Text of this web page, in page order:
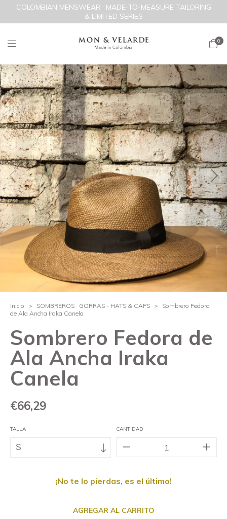
COLOMBIAN MENSWEAR · MADE-TO-MEASURE TAILORING
& LIMITED SERIES
0
1 / 2
Inicio > SOMBREROS · GORRAS - HATS & CAPS >
Sombrero Fedora
de Ala Ancha Iraka Canela
Sombrero Fedora de
Ala Ancha Iraka
Canela
€66,29
TALLA CANTIDAD
¡No te lo pierdas, es el último!